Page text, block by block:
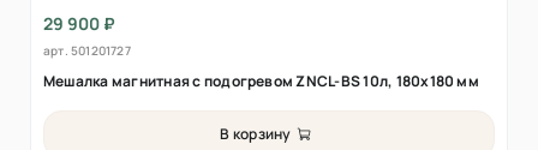
29 900 ₽
арт. 501201727
Мешалка магнитная с подогревом ZNCL-BS 10л, 180х180 мм
В корзину